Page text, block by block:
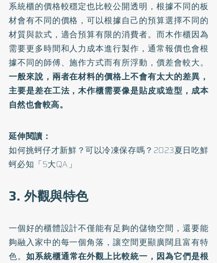
系統櫃的價格較穩定也比較公開透明，根據不同的板
材會有不同的價格，可以根據自己的預算選擇不同的
材質與款式，適合預算有限的消費者。而木作櫃因為
需要更多時間和人力成本進行製作，通常報價也會根
據不同的師傅、施作方式而有所浮動，價差會較大。
一般來說，兩者在材料的價格上不會有太大的差異，
主要是差在工法，木作櫃需要像是貼皮或造型，成本
自然也會較高。
延伸閱讀：
如何挑蚵仔才新鮮？可以冷凍保存嗎？2023夏日吃鮮
蚵必知「5大QA」
3. 外觀與特色
一個好的櫃體設計不僅能有足夠的儲物空間，還要能
夠融入家中的每一個角落，讓空間更顯廣闊且富有特
色。 如系統櫃通常在外觀上比較統一，因為它們是根